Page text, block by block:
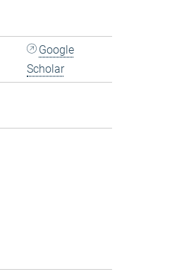
Google
Scholar